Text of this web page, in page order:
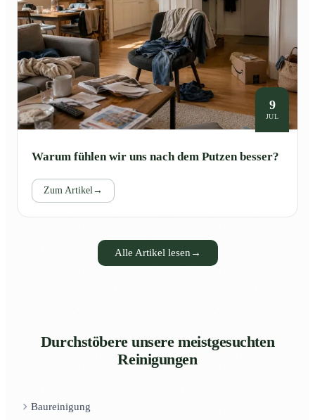
9
JUL
Warum fühlen wir uns nach dem Putzen besser?
Zum Artikel →
Alle Artikel lesen →
Durchstöbere unsere meistgesuchten
Reinigungen
Baureinigung